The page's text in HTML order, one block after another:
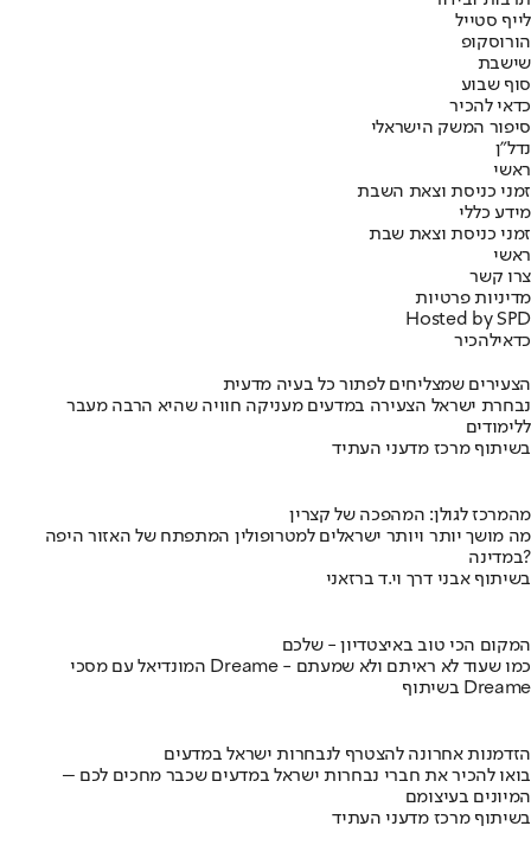
לייף סטייל
הורוסקופ
שישבת
סוף שבוע
כדאי להכיר
סיפור המשק הישראלי
נדל"ן
ראשי
זמני כניסת וצאת השבת
מידע כללי
זמני כניסת וצאת שבת
ראשי
צרו קשר
מדיניות פרטיות
Hosted by SPD
כדאילהכיר
הצעירים שמצליחים לפתור כל בעיה מדעית
נבחרת ישראל הצעירה במדעים מעניקה חוויה שהיא הרבה מעבר
ללימודים
בשיתוף מרכז מדעני העתיד
מהמרכז לגולן: המהפכה של קצרין
מה מושך יותר ויותר ישראלים למטרופולין המתפתח של האזור היפה
במדינה?
בשיתוף אבני דרך וי.ד ברזאני
המקום הכי טוב באיצטדיון - שלכם
המונדיאל עם מסכי Dreame - כמו שעוד לא ראיתם ולא שמעתם
בשיתוף Dreame
הזדמנות אחרונה להצטרף לנבחרות ישראל במדעים
בואו להכיר את חברי נבחרות ישראל במדעים שכבר מחכים לכם –
המיונים בעיצומם
בשיתוף מרכז מדעני העתיד